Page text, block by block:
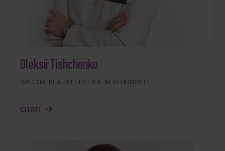
Oleksii Tishchenko
SPECIJALISTA ZA LIJEČENJE NEPLODNOSTI
ČITATI